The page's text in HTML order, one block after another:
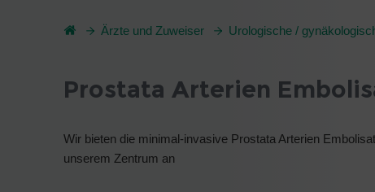
Ärzte und Zuweiser Urologische /
Prostata Arterien
Wir bieten die minimal-invasive Prostata Arterien
unserem Zentrum an